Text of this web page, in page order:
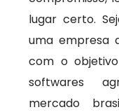
lugar certo.
uma empresa
com o
softwares
mercado